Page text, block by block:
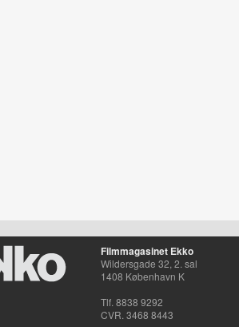
Filmmagasinet Ekko
Wildersgade 32, 2. sal
1408 København K
Tlf. 8838 9292
CVR. 3468 8443